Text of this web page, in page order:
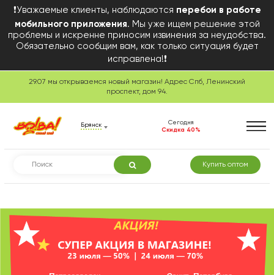
❗Уважаемые клиенты, наблюдаются перебои в работе
мобильного приложения. Мы уже ищем решение этой
проблемы и искренне приносим извинения за неудобства.
Обязательно сообщим вам, как только ситуация будет
исправлена!❗
29.07 мы открываемся новый магазин! Адрес Спб, Ленинский
проспект, дом 94.
Брянск
Сегодня
Скидка 40%
Купить оптом
Сегодня в розничной
торговле
Смотреть товары